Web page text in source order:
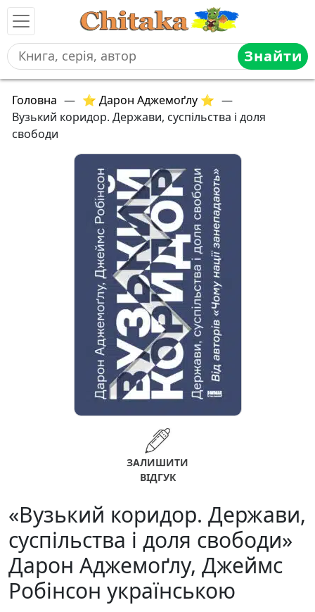
Знайти
Головна — ⭐ Дарон Аджемоґлу ⭐ —
Вузький коридор. Держави, суспільства і доля
свободи
ЗАЛИШИТИ
ВІДГУК
«Вузький коридор. Держави,
суспільства і доля свободи»
Дарон Аджемоґлу, Джеймс
Робінсон українською